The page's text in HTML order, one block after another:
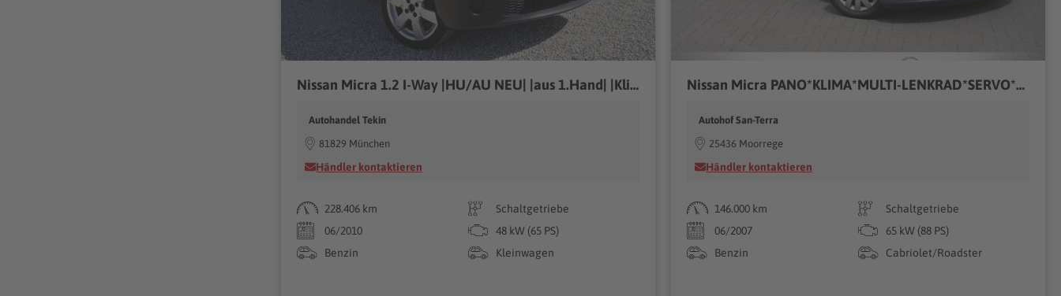
Nissan Micra 1.2 I-Way |HU/AU NEU| |aus 1.Hand| |Klima|
Autohandel Tekin
81829 München
Händler kontaktieren
228.406 km
Schaltgetriebe
06/2010
48 kW (65 PS)
Benzin
Kleinwagen
Nissan Micra PANO*KLIMA*MULTI-LENKRAD*SERVO*ZV*RADIO*AIRBAG*SPORTSTZE*
Autohof San-Terra
25436 Moorrege
Händler kontaktieren
146.000 km
Schaltgetriebe
06/2007
65 kW (88 PS)
Benzin
Cabriolet/Roadster